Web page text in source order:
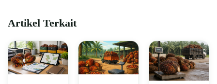
Artikel Terkait